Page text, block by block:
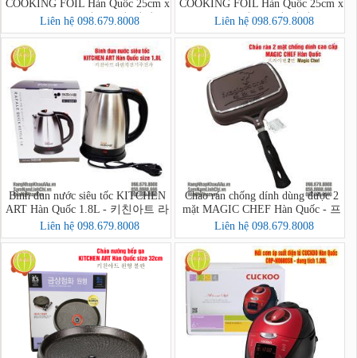
COOKING FOIL Hàn Quốc 25cm x
30 lá = 12m - 세븐호일(명진)
25cm x 30호
Liên hệ 098.679.8008
COOKING FOIL Hàn Quốc 25cm x
20 lá = 8m - 세븐호일(명진) 25cm
x 20호
Liên hệ 098.679.8008
Bình đun nước siêu tốc KITCHEN
ART Hàn Quốc 1.8L - 키친아트 라
팔퀵전기주전자
Liên hệ 098.679.8008
Chảo rán chống dính dùng được 2
mặt MAGIC CHEF Hàn Quốc - 프
라이팬 2면 Magic Chef
Liên hệ 098.679.8008